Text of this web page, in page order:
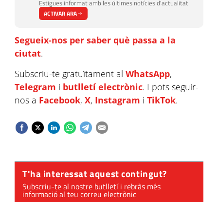
Estigues informat amb les últimes notícies d'actualitat
ACTIVAR ARA
Segueix-nos per saber què passa a la
ciutat.
Subscriu-te gratuïtament al WhatsApp,
Telegram i butlletí electrònic. I pots seguir-
nos a Facebook, X, Instagram i TikTok.
T'ha interessat aquest contingut?
Subscriu-te al nostre butlletí i rebràs més
informació al teu correu electrònic